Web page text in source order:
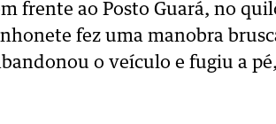
frente ao Posto Guará, no
fez uma manobra
o veículo e fugiu a